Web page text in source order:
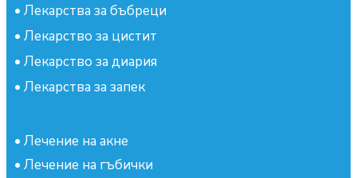
• Лекарства за бъбреци
• Лекарство за цистит
• Лекарство за диария
• Лекарства за запек
• Лечение на акне
• Лечение на гъбички